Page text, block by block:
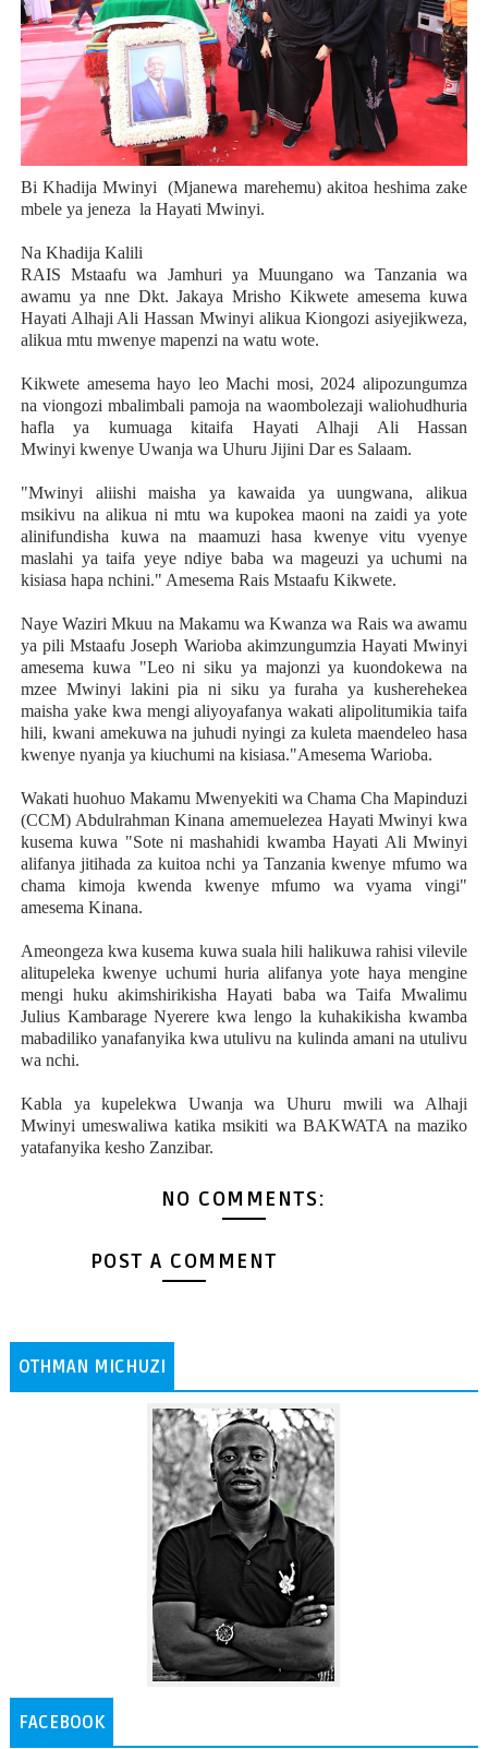
Bi Khadija Mwinyi (Mjanewa marehemu) akitoa heshima zake
mbele ya jeneza la Hayati Mwinyi.
Na Khadija Kalili
RAIS Mstaafu wa Jamhuri ya Muungano wa Tanzania wa
awamu ya nne Dkt. Jakaya Mrisho Kikwete amesema kuwa
Hayati Alhaji Ali Hassan Mwinyi alikua Kiongozi asiyejikweza,
alikua mtu mwenye mapenzi na watu wote.
Kikwete amesema hayo leo Machi mosi, 2024 alipozungumza
na viongozi mbalimbali pamoja na waombolezaji waliohudhuria
hafla ya kumuaga kitaifa Hayati Alhaji Ali Hassan
Mwinyi kwenye Uwanja wa Uhuru Jijini Dar es Salaam.
"Mwinyi aliishi maisha ya kawaida ya uungwana, alikua
msikivu na alikua ni mtu wa kupokea maoni na zaidi ya yote
alinifundisha kuwa na maamuzi hasa kwenye vitu vyenye
maslahi ya taifa yeye ndiye baba wa mageuzi ya uchumi na
kisiasa hapa nchini." Amesema Rais Mstaafu Kikwete.
Naye Waziri Mkuu na Makamu wa Kwanza wa Rais wa awamu
ya pili Mstaafu Joseph Warioba akimzungumzia Hayati Mwinyi
amesema kuwa "Leo ni siku ya majonzi ya kuondokewa na
mzee Mwinyi lakini pia ni siku ya furaha ya kusherehekea
maisha yake kwa mengi aliyoyafanya wakati alipolitumikia taifa
hili, kwani amekuwa na juhudi nyingi za kuleta maendeleo hasa
kwenye nyanja ya kiuchumi na kisiasa."Amesema Warioba.
Wakati huohuo Makamu Mwenyekiti wa Chama Cha Mapinduzi
(CCM) Abdulrahman Kinana amemuelezea Hayati Mwinyi kwa
kusema kuwa "Sote ni mashahidi kwamba Hayati Ali Mwinyi
alifanya jitihada za kuitoa nchi ya Tanzania kwenye mfumo wa
chama kimoja kwenda kwenye mfumo wa vyama vingi"
amesema Kinana.
Ameongeza kwa kusema kuwa suala hili halikuwa rahisi vilevile
alitupeleka kwenye uchumi huria alifanya yote haya mengine
mengi huku akimshirikisha Hayati baba wa Taifa Mwalimu
Julius Kambarage Nyerere kwa lengo la kuhakikisha kwamba
mabadiliko yanafanyika kwa utulivu na kulinda amani na utulivu
wa nchi.
Kabla ya kupelekwa Uwanja wa Uhuru mwili wa Alhaji
Mwinyi umeswaliwa katika msikiti wa BAKWATA na maziko
yatafanyika kesho Zanzibar.
NO COMMENTS:
POST A COMMENT
OTHMAN MICHUZI
FACEBOOK